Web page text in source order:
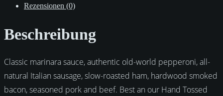
Rezensionen (0)
Beschreibung
Classic marinara sauce, authentic old-world pepperoni, all-
natural Italian sausage, slow-roasted ham, hardwood smoked
bacon, seasoned pork and beef. Best an our Hand Tossed